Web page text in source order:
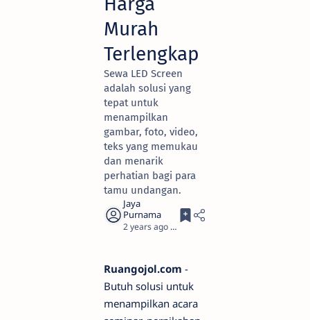
Murah
Terlengkap
Sewa LED Screen
adalah solusi yang
tepat untuk
menampilkan
gambar, foto, video,
teks yang memukau
dan menarik
perhatian bagi para
tamu undangan.
2 years ago 4
Ruangojol.com -
Butuh solusi untuk
menampilkan acara